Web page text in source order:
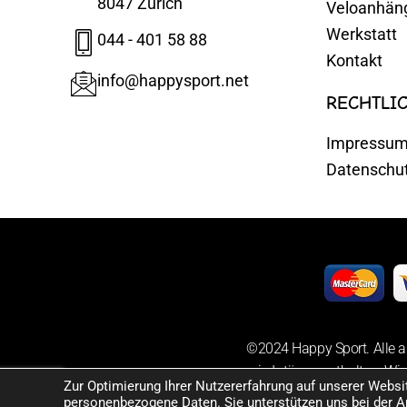
044 - 401 58 88
info@happysport.net
Werkstatt
Kontakt
Impressum
©2024 Happy Sport. Alle
sowie Irrtümer enthalten.
Zur Optimierung Ihrer Nutzererfahrung auf unserer
personenbezogene Daten. Sie unterstützen uns bei der